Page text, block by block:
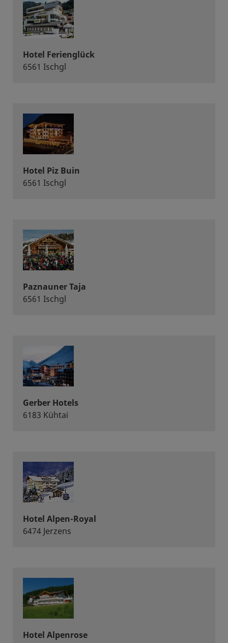
Hotel Ferienglück
6561 Ischgl
Hotel Piz Buin
6561 Ischgl
Paznauner Taja
6561 Ischgl
Gerber Hotels
6183 Kühtai
Hotel Alpen-Royal
6474 Jerzens
Hotel Alpenrose